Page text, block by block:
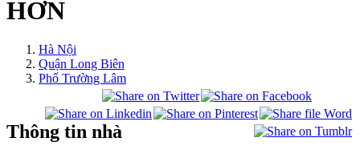
HƠN
Hà Nội
Quận Long Biên
Phố Trường Lâm
Thông tin nhà